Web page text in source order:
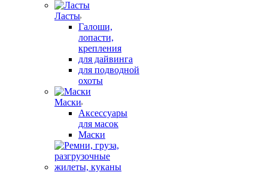
Ласты
Галоши,
лопасти,
крепления
для дайвинга
для подводной
охоты
Маски
Аксессуары
для масок
Маски